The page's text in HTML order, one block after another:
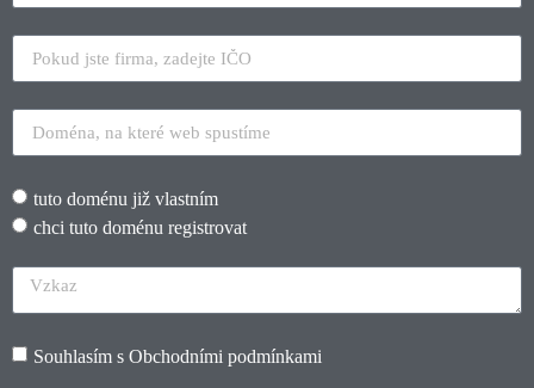
tuto doménu již vlastním
chci tuto doménu registrovat
Souhlasím s Obchodními podmínkami